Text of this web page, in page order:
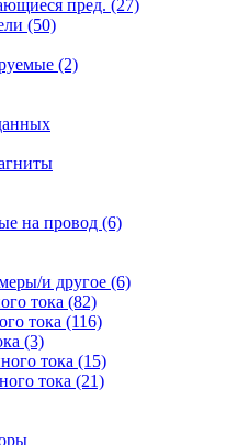
пред. (27)
(50)
(2)
на провод (6)
и другое (6)
тока (82)
тока (116)
(3)
тока (15)
тока (21)